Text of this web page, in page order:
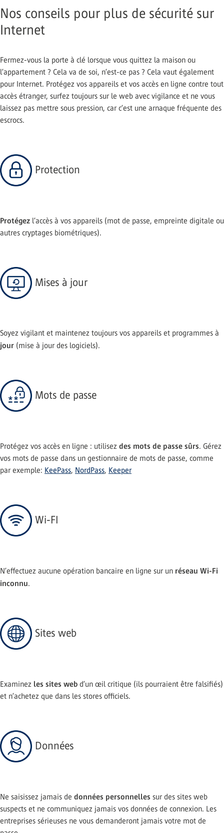
Nos conseils pour plus de sécurité sur
Internet
Fermez-vous la porte à clé lorsque vous quittez la maison ou
l’appartement ? Cela va de soi, n’est-ce pas ? Cela vaut également
pour Internet. Protégez vos appareils et vos accès en ligne contre tout
accès étranger, surfez toujours sur le web avec vigilance et ne vous
laissez pas mettre sous pression, car c’est une arnaque fréquente des
escrocs.
Protection
Protégez l’accès à vos appareils (mot de passe, empreinte digitale ou
autres cryptages biométriques).
Mises à jour
Soyez vigilant et maintenez toujours vos appareils et programmes à
jour (mise à jour des logiciels).
Mots de passe
Protégez vos accès en ligne : utilisez des mots de passe sûrs. Gérez
vos mots de passe dans un gestionnaire de mots de passe, comme
par exemple: KeePass, NordPass, Keeper
Wi-FI
N’effectuez aucune opération bancaire en ligne sur un réseau Wi-Fi
inconnu.
Sites web
Examinez les sites web d’un œil critique (ils pourraient être falsifiés)
et n’achetez que dans les stores officiels.
Données
Ne saisissez jamais de données personnelles sur des sites web
suspects et ne communiquez jamais vos données de connexion. Les
entreprises sérieuses ne vous demanderont jamais votre mot de